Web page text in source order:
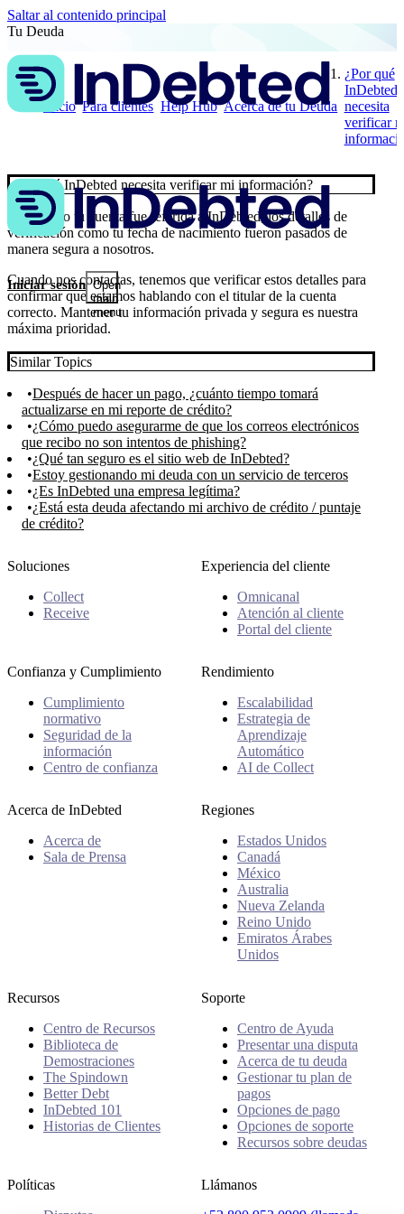
Saltar al contenido principal
Iniciar sesión Open
main
menu
Tu Deuda
Inicio Para clientes Help Hub Acerca de tu Deuda
¿Por qué
InDebted
necesita
verificar
¿Por qué InDebted necesita verificar mi información?
🔐 Cuando tu cuenta fue referida a InDebted, los detalles de
verificación como tu fecha de nacimiento fueron pasados de
manera segura a nosotros.
Cuando nos contactas, tenemos que verificar estos detalles para
confirmar que estamos hablando con el titular de la cuenta
correcto. Mantener tu información privada y segura es nuestra
máxima prioridad.
Similar Topics
Después de hacer un pago, ¿cuánto tiempo tomará
actualizarse en mi reporte de crédito?
¿Cómo puedo asegurarme de que los correos electrónicos
que recibo no son intentos de phishing?
¿Qué tan seguro es el sitio web de InDebted?
Estoy gestionando mi deuda con un servicio de terceros
¿Es InDebted una empresa legítima?
¿Está esta deuda afectando mi archivo de crédito / puntaje
de crédito?
Soluciones
Collect
Receive
Experiencia del cliente
Omnicanal
Atención al cliente
Portal del cliente
Confianza y Cumplimiento
Cumplimiento
normativo
Seguridad de la
información
Centro de confianza
Rendimiento
Escalabilidad
Estrategia de
Aprendizaje
Automático
AI de Collect
Acerca de InDebted
Acerca de
Sala de Prensa
Regiones
Estados Unidos
Canadá
México
Australia
Nueva Zelanda
Reino Unido
Emiratos Árabes
Unidos
Recursos
Centro de Recursos
Biblioteca de
Demostraciones
The Spindown
Better Debt
InDebted 101
Historias de Clientes
Soporte
Centro de Ayuda
Presentar una disputa
Acerca de tu deuda
Gestionar tu plan de
pagos
Opciones de pago
Opciones de soporte
Recursos sobre deudas
Políticas
Llámanos